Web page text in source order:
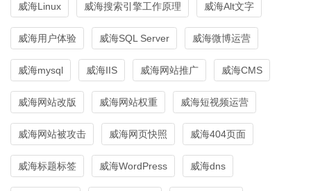
威海Linux 威海搜索引擎工作原理 威海Alt文字
威海用户体验 威海SQL Server 威海微博运营
威海mysql 威海IIS 威海网站推广 威海CMS
威海网站改版 威海网站权重 威海短视频运营
威海网站被攻击 威海网页快照 威海404页面
威海标题标签 威海WordPress 威海dns